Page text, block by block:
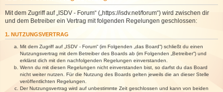
Mit dem Zugriff auf „ISDV - Forum“ („https://isdv.net/forum“) wird zwischen dir
und dem Betreiber ein Vertrag mit folgenden Regelungen geschlossen:
1. NUTZUNGSVERTRAG
Mit dem Zugriff auf „ISDV - Forum“ (im Folgenden „das Board“) schließt du einen
Nutzungsvertrag mit dem Betreiber des Boards ab (im Folgenden „Betreiber“) und
erklärst dich mit den nachfolgenden Regelungen einverstanden.
Wenn du mit diesen Regelungen nicht einverstanden bist, so darfst du das Board
nicht weiter nutzen. Für die Nutzung des Boards gelten jeweils die an dieser Stelle
veröffentlichten Regelungen.
Der Nutzungsvertrag wird auf unbestimmte Zeit geschlossen und kann von beiden